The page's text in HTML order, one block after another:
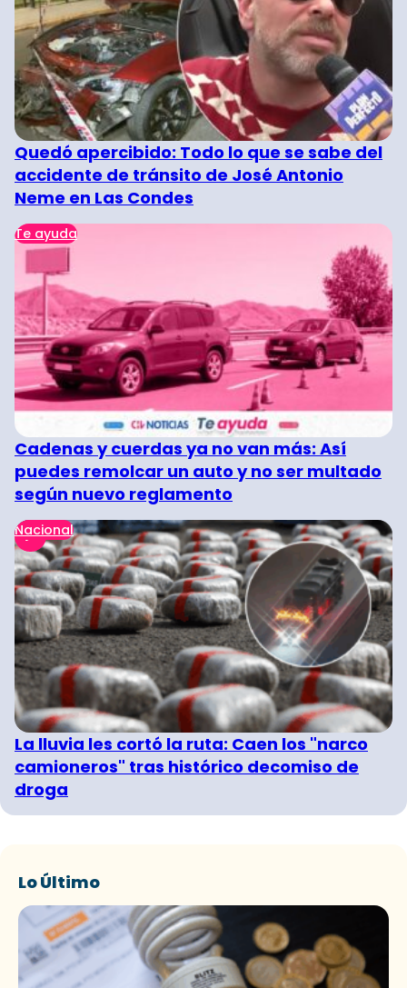
Quedó apercibido: Todo lo que se sabe del
accidente de tránsito de José Antonio
Neme en Las Condes
Te ayuda
Cadenas y cuerdas ya no van más: Así
puedes remolcar un auto y no ser multado
según nuevo reglamento
Nacional
La lluvia les cortó la ruta: Caen los "narco
camioneros" tras histórico decomiso de
droga
Lo Último